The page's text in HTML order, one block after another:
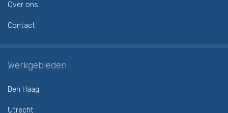
Over ons
Contact
Werkgebieden
Den Haag
Utrecht